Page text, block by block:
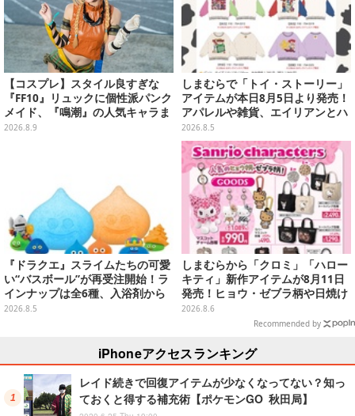
【コスプレ】スタイル良すぎな
『FF10』リュックに個性派パンク
メイド、『鳴潮』の人気キャラま
で「ワンフェス」美女レイヤー6
2026.8.9
しまむらで「トイ・ストーリー」
アイテムが本日8月5日より発売！
アパレルや雑貨、エイリアンとハ
ムのダイカットクッションなど盛
りだくさん
2026.8.5
『ドラクエ』スライムたちの可愛
い“バスボール”が再受注開始！ラ
インナップは全6種、入浴剤から
モンスターのフィギュアが出てく
2026.8.5
しまむらから「クロミ」「ハロー
キティ」新作アイテムが8月11日
発売！ヒョウ・ゼブラ柄や日焼け
デザインの可愛い雑貨・アパレル
2026.8.6
Recommended by
iPhoneアクセスランキング
レイド続きで回復アイテムが少なくなってない？知っ
ておくと得する補充術【ポケモンGO 秋田局】